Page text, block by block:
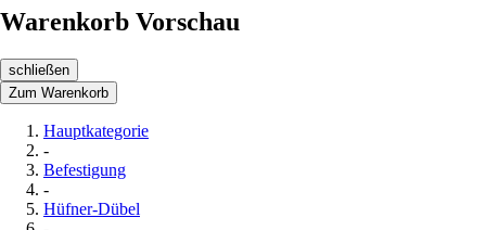
Warenkorb Vorschau
schließen
Zum Warenkorb
Hauptkategorie
-
Befestigung
-
Hüfner-Dübel